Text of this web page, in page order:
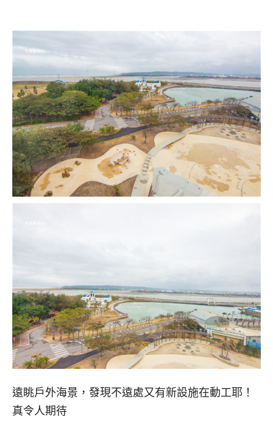
遠眺戶外海景，發現不遠處又有新設施在動工耶！
真令人期待